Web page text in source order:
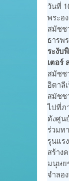
วันที่
พระอ
สมัช
ธารพ
ระงับ
เตอร์
สมัชช
อิตาลี
สมัชช
ไปที่ภ
ดังศูน
ร่วมท
รุนแร
สร้าง
มนุษย
จำลอ